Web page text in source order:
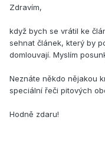
Zdravím,
když bych se vrátil ke
sehnat článek, který by
domlouvají. Myslím
Neznáte někdo nějakou
speciální řeči pitových
Hodně zdaru!